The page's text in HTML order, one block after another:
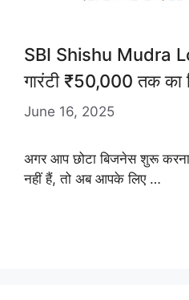
SBI Shishu Mudra
गारंटी ₹50,000 तक का
June 16, 2025
अगर आप छोटा बिजनेस शुरू
नहीं हैं, तो अब आपके लिए …